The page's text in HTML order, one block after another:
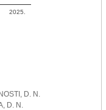
2025.
D. N.
D. N.